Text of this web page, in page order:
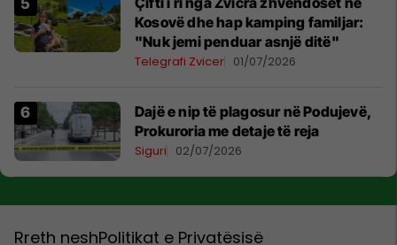
Kosovë dhe hap kamping familjar:
"Nuk jemi penduar asnjë ditë"
Telegrafi Zvicer 01/07/2026
Dajë e nip të plagosur në Podujevë,
Prokuroria me detaje të reja
Siguri 02/07/2026
Rreth neshPolitikat e Privatësisë